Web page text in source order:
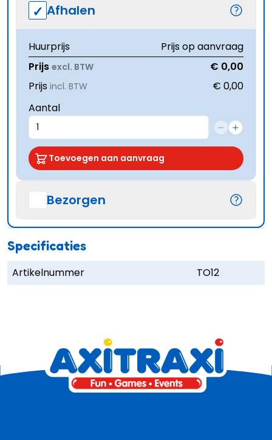
Afhalen
Huurprijs
Prijs op aanvraag
Prijs excl. BTW
€ 0,00
Prijs incl. BTW
€ 0,00
Aantal
Toevoegen aan aanvraag
Bezorgen
Specificaties
Artikelnummer TO12